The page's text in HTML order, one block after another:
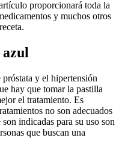
proporcionará toda la
y muchos otros
y el hipertensión
hay que tomar la pastilla
el tratamiento. Es
no son adecuados
indicadas para su uso son
que buscan una